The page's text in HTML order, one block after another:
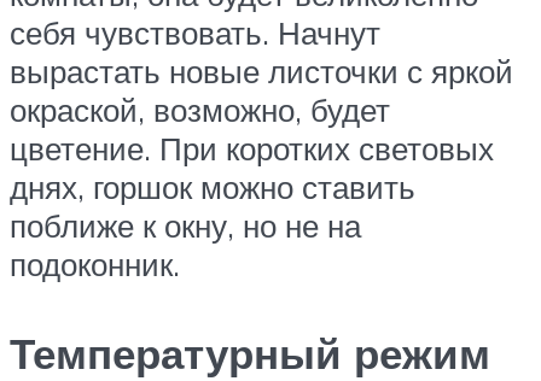
себя чувствовать. Начнут
вырастать новые листочки с яркой
окраской, возможно, будет
цветение. При коротких световых
днях, горшок можно ставить
поближе к окну, но не на
подоконник.
Температурный режим